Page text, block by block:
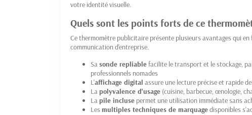
votre identité visuelle.
Quels sont les points forts de ce
Ce thermomètre publicitaire présente plusieurs avantages qui
communication d'entreprise.
Sasonde repliablefacilite le transport et le stockage,
professionnels nomades
L'affichage digital assure une lecture précise et rapide
Lapolyvalence d'usage (cuisine, barbecue, œnologie,
Lapile incluse permet une utilisation immédiate sans
Lesmultiples techniques de marquagedisponibles